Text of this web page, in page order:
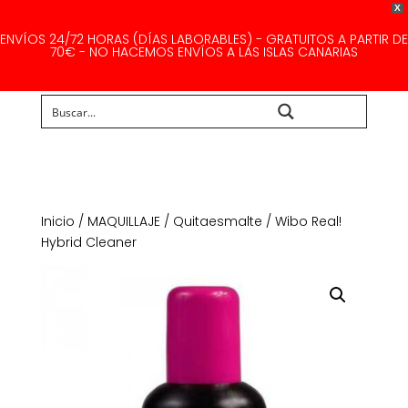
X
ENVÍOS 24/72 HORAS (DÍAS LABORABLES) - GRATUITOS A PARTIR DE
70€ - NO HACEMOS ENVÍOS A LAS ISLAS CANARIAS
Inicio / MAQUILLAJE/ Quitaesmalte / Wibo Real!
Hybrid Cleaner